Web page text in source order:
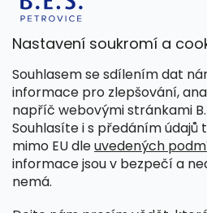
Nastavení soukromí a
Souhlasem se sdílením dat
informace pro zlepšování,
napříč webovými stránkami
Souhlasíte i s předáním
mimo EU dleuvedených
informace jsou v bezpečí a
nemá.
Kamenná prodejna
Pondělí – Pátek 8:00 – 15:30
Petrovice 42, 262 55 Petrovice
Více informací